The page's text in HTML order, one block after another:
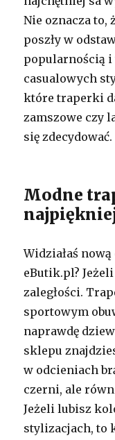
Nie oznacza to,
poszły w
popularnością
casualowych
które traperki
zamszowe czy
się zdecydować.
Modne
Widziałaś
eButik.pl?
zaległości.
sportowym
naprawdę
sklepu
w odcieniach
czerni, ale
Jeżeli lubisz
stylizacjach, to